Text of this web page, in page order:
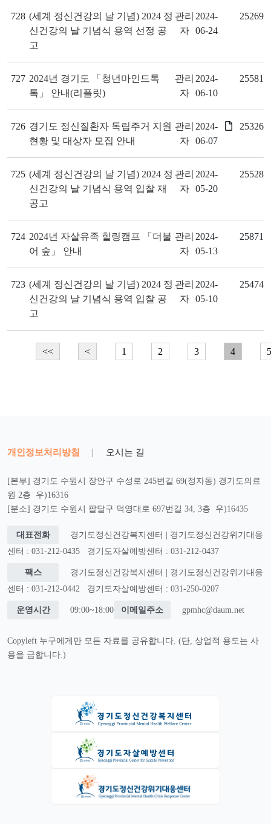
728 (세계 정신건강의 날 기념) 2024 정
신건강의 날 기념식 용역 선정 공
고
관리
자
2024-
06-24
25269
727 2024년 경기도 「청년마인드톡
톡」 안내(리플릿)
관리
자
2024-
06-10
25581
726 경기도 정신질환자 독립주거 지원
현황 및 대상자 모집 안내
관리
자
2024-
06-07
25326
725 (세계 정신건강의 날 기념) 2024 정
신건강의 날 기념식 용역 입찰 재
공고
관리
자
2024-
05-20
25528
724 2024년 자살유족 힐링캠프 「더불
어 숲」 안내
관리
자
2024-
05-13
25871
723 (세계 정신건강의 날 기념) 2024 정
신건강의 날 기념식 용역 입찰 공
고
관리
자
2024-
05-10
25474
<< < 1 2 3 4 5
개인정보처리방침 | 오시는 길
[본부] 경기도 수원시 장안구 수성로 245번길 69(정자동) 경기도의료
원 2층 우)16316
[분소] 경기도 수원시 팔달구 덕영대로 697번길 34, 3층 우)16435
대표전화
경기도정신건강복지센터 | 경기도정신건강위기대응
센터 : 031-212-0435
경기도자살예방센터 : 031-212-0437
팩스
경기도정신건강복지센터 | 경기도정신건강위기대응
센터 : 031-212-0442
경기도자살예방센터 : 031-250-0207
운영시간 09:00~18:00 이메일주소 gpmhc@daum.net
Copyleft 누구에게만 모든 자료를 공유합니다. (단, 상업적 용도는 사
용을 금합니다.)